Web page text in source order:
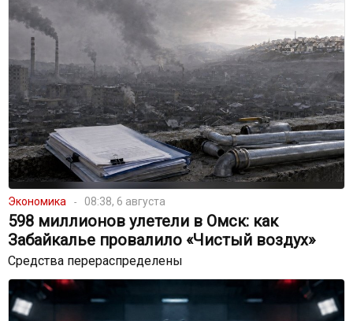
Экономика 08:38, 6 августа
598 миллионов улетели в Омск: как
Забайкалье провалило «Чистый воздух»
Средства перераспределены